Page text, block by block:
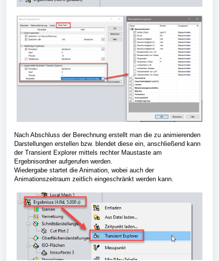
Nach Abschluss der Berechnung erstellt man die zu animierenden
Darstellungen erstellen bzw. blendet diese ein, anschließend kann
der Transient Explorer mittels rechter Maustaste am
Ergebnisordner aufgerufen werden.
Wiedergabe startet die Animation, wobei auch der
Animationszeitraum zeitlich eingeschränkt werden kann.